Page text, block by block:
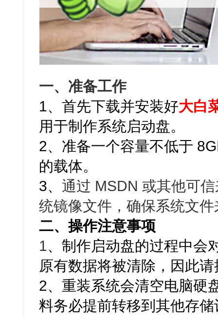
一、准备工作
1、首先下载并安装好大白
用于制作系统启动盘。
2、准备一个容量不低于
的载体。
3、 通过 MSDN 或其他可
统镜像文件，确保系统文
二、操作注意事项
1、制作启动盘的过程中会
原有数据将被清除，因此
2、重装系统会清空电脑硬
料务必提前转移到其他存